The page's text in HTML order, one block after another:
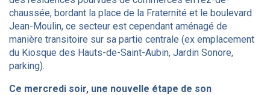
chaussée, bordant la place de la Fraternité et le boulevard
Jean-Moulin, ce secteur est cependant aménagé de
manière transitoire sur sa partie centrale (ex emplacement
du Kiosque des Hauts-de-Saint-Aubin, Jardin Sonore,
parking).
Ce mercredi soir, une nouvelle étape de son